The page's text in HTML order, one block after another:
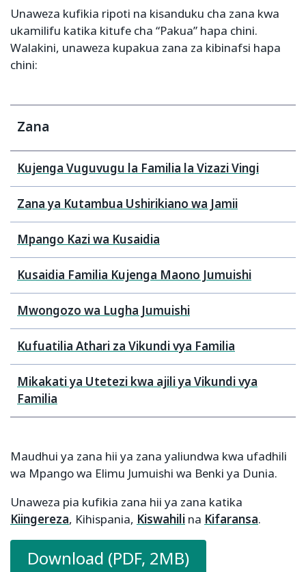
Unaweza kufikia ripoti na kisanduku cha zana kwa
ukamilifu katika kitufe cha “Pakua” hapa chini.
Walakini, unaweza kupakua zana za kibinafsi hapa
chini:
Zana
Kujenga Vuguvugu la Familia la Vizazi Vingi
Zana ya Kutambua Ushirikiano wa Jamii
Mpango Kazi wa Kusaidia
Kusaidia Familia Kujenga Maono Jumuishi
Mwongozo wa Lugha Jumuishi
Kufuatilia Athari za Vikundi vya Familia
Mikakati ya Utetezi kwa ajili ya Vikundi vya
Familia
Maudhui ya zana hii ya zana yaliundwa kwa ufadhili
wa Mpango wa Elimu Jumuishi wa Benki ya Dunia.
Unaweza pia kufikia zana hii ya zana katika
Kiingereza, Kihispania, Kiswahili na Kifaransa.
Download (PDF, 2MB)